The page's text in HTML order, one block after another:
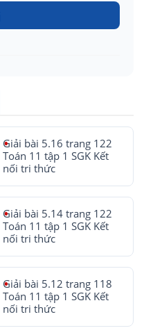
Giải bài 5.16 trang 122
Toán 11 tập 1 SGK Kết
nối tri thức
Giải bài 5.14 trang 122
Toán 11 tập 1 SGK Kết
nối tri thức
Giải bài 5.12 trang 118
Toán 11 tập 1 SGK Kết
nối tri thức